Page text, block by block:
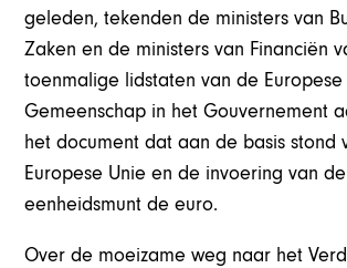
geleden, tekenden de ministers van
Zaken en de ministers van Financiën
toenmalige lidstaten van de Europese
Gemeenschap in het Gouvernement
het document dat aan de basis
Europese Unie en de invoering van
eenheidsmunt de euro.
Over de moeizame weg naar het